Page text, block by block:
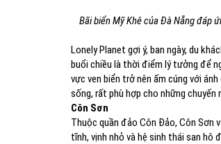
Bãi biển Mỹ Khê của Đà Nẵng đáp
Lonely Planet gợi ý, ban ngày, du
buổi chiều là thời điểm lý tưởng để
vực ven biển trở nên ấm cúng với
sống, rất phù hợp cho những
Côn Sơn
Thuộc quần đảo Côn Đảo, Côn Sơn
tĩnh, vịnh nhỏ và hệ sinh thái san hô